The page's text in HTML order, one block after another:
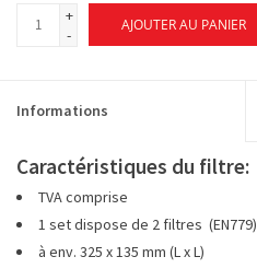
+
-
AJOUTER AU PANIER
Informations
Caractéristiques du filtre:
TVA comprise
1 set dispose de 2 filtres (EN779)
à env. 325 x 135 mm (L x L)